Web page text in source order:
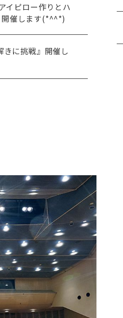
イピロー作りとハ
開催します(*^^*)
に挑戦』開催し